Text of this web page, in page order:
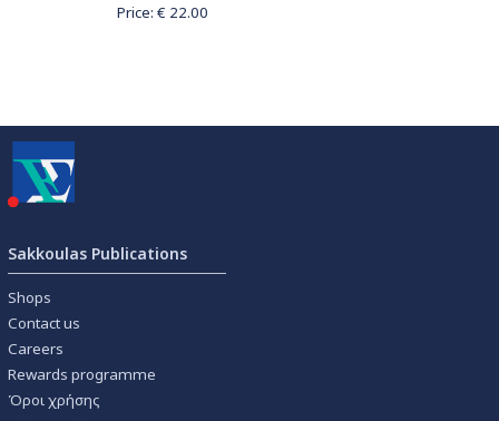
Price: € 22.00
Sakkoulas Publications
Shops
Contact us
Careers
Rewards programme
Όροι χρήσης